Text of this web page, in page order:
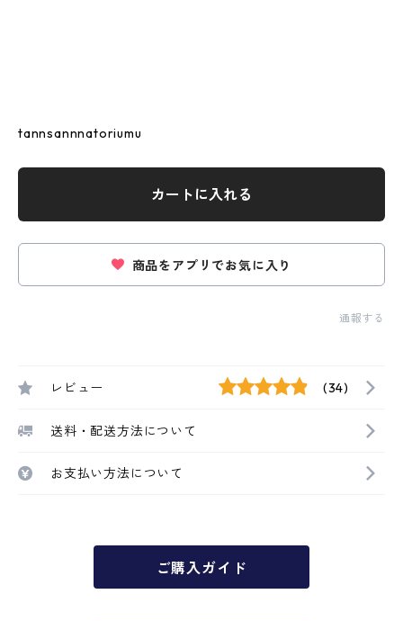
tannsannnatoriumu
カートに入れる
商品をアプリでお気に入り
通報する
レビュー (34)
送料・配送方法について
お支払い方法について
ご購入ガイド